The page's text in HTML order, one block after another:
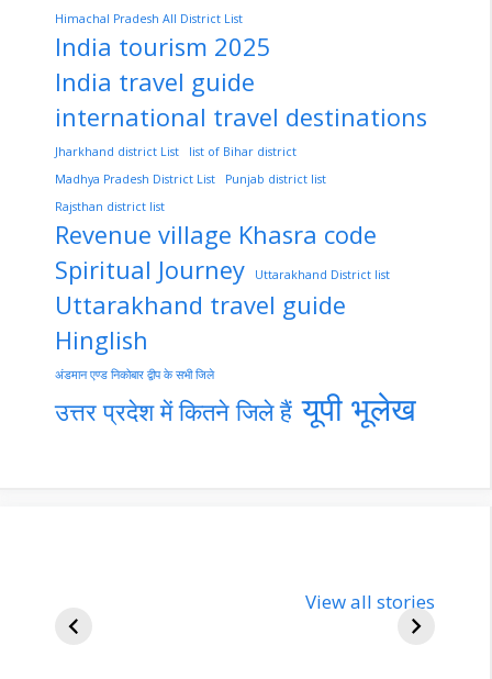
Himachal Pradesh All District List
India tourism 2025
India travel guide
international travel destinations
Jharkhand district List
list of Bihar district
Madhya Pradesh District List
Punjab district list
Rajsthan district list
Revenue village Khasra code
Spiritual Journey
Uttarakhand District list
Uttarakhand travel guide
Hinglish
अंडमान एण्ड निकोबार द्वीप के सभी जिले
उत्तर प्रदेश में कितने जिले हैं यूपी भूलेख
bjp-india-
about
View all stories